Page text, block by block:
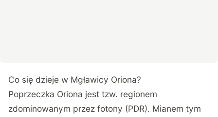
Co się dzieje w Mgławicy Oriona?
Poprzeczka Oriona jest tzw. regionem
zdominowanym przez fotony (PDR). Mianem tym